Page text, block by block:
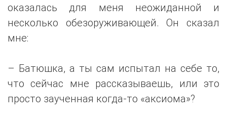
оказалась для меня неожиданной и
несколько обезоруживающей. Он сказал
мне:
– Батюшка, а ты сам испытал на себе то,
что сейчас мне рассказываешь, или это
просто заученная когда-то «аксиома»?